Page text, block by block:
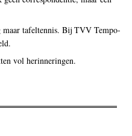
tafeltennis. Bij TVV Tempo-
vol herinneringen.